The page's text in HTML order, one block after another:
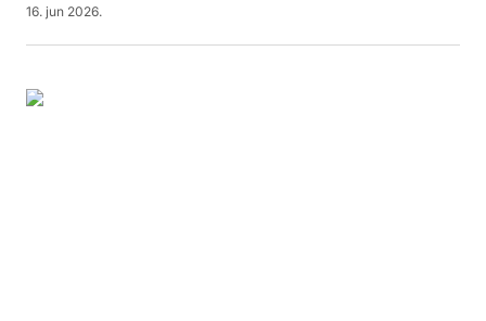
16. jun 2026.